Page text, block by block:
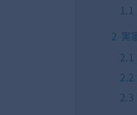
1.1
2 実
2.1
2.2
2.3